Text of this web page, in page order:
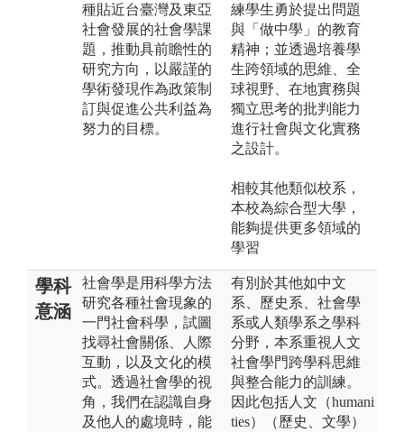
種貼近台臺灣及東亞
社會發展的社會學課
題，推動具前瞻性的
研究方向，以嚴謹的
學術發現作為政策制
訂與促進公共利益為
努力的目標。
練學生勇於提出問題
與「做中學」的教育
精神；並透過培養學
生跨領域的思維、全
球視野、在地實務與
獨立思考的批判能力
進行社會與文化實務
之設計。
相較其他類似校系，
本校為綜合型大學，
能夠提供更多領域的
學習
學科
意涵
社會學是用科學方法
研究各種社會現象的
一門社會科學，試圖
找尋社會關係、人際
互動，以及文化的模
式。透過社會學的視
角，我們在認識自身
及他人的處境時，能
有別於其他如中文
系、歷史系、社會學
系或人類學系之學科
分野，本系重視人文
社會學門跨學科思維
與整合能力的訓練。
因此包括人文（humani
ties）（歷史、文學）